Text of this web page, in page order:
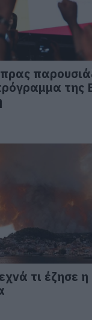
της
τι έζησε